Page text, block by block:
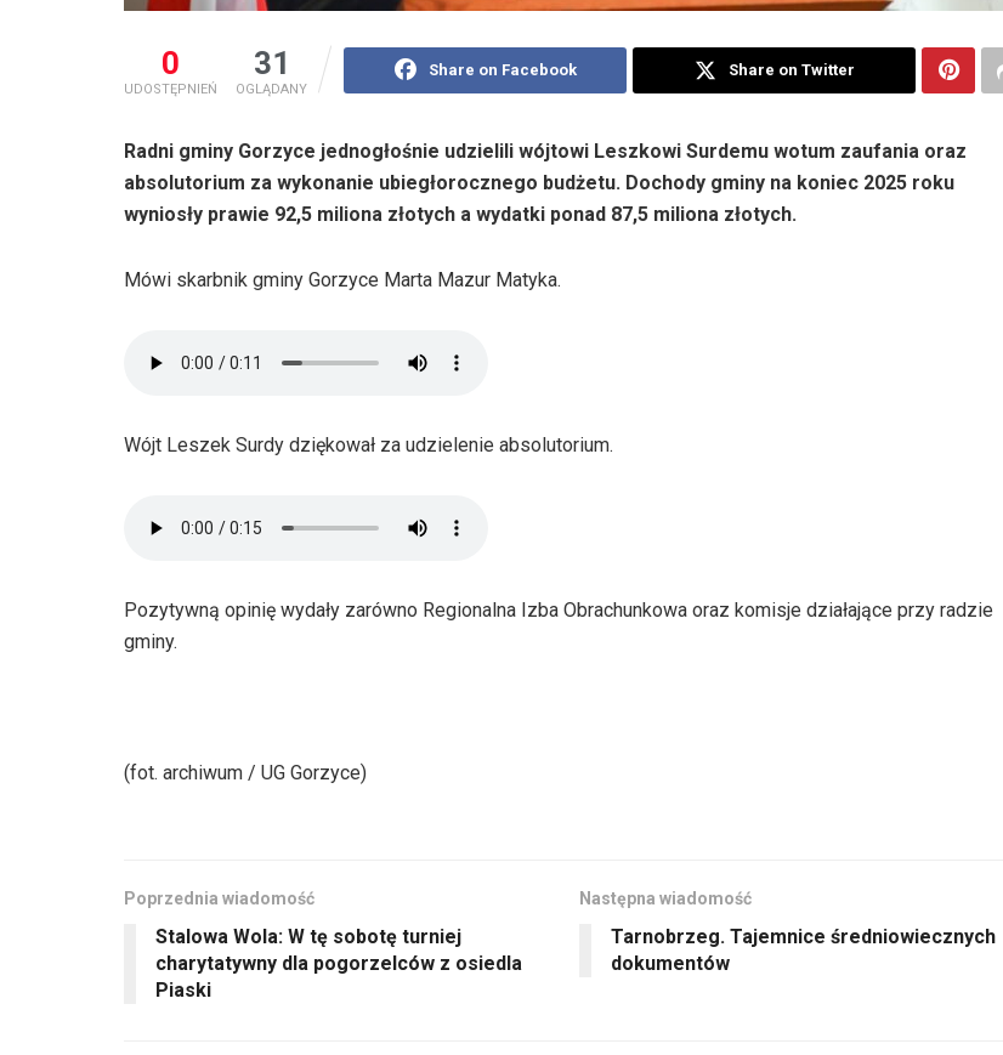
0
UDOSTĘPNIEŃ
31
OGLĄDANY
Share on Facebook Share on Twitter
Radni gminy Gorzyce jednogłośnie udzielili wójtowi Leszkowi Surdemu wotum zaufania oraz
absolutorium za wykonanie ubiegłorocznego budżetu. Dochody gminy na koniec 2025 roku
wyniosły prawie 92,5 miliona złotych a wydatki ponad 87,5 miliona złotych.
Mówi skarbnik gminy Gorzyce Marta Mazur Matyka.
Wójt Leszek Surdy dziękował za udzielenie absolutorium.
Pozytywną opinię wydały zarówno Regionalna Izba Obrachunkowa oraz komisje działające przy radzie
gminy.
(fot. archiwum / UG Gorzyce)
Poprzednia wiadomość
Stalowa Wola: W tę sobotę turniej
charytatywny dla pogorzelców z osiedla
Piaski
Następna wiadomość
Tarnobrzeg. Tajemnice średniowiecznych
dokumentów